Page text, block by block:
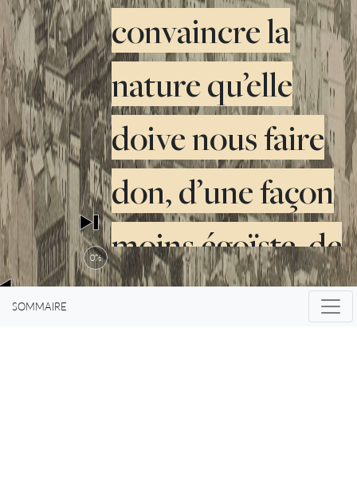
0%
convaincre la
nature qu’elle
doive nous faire
don, d’une façon
moins égoïste, de
cette dépense de
SOMMAIRE